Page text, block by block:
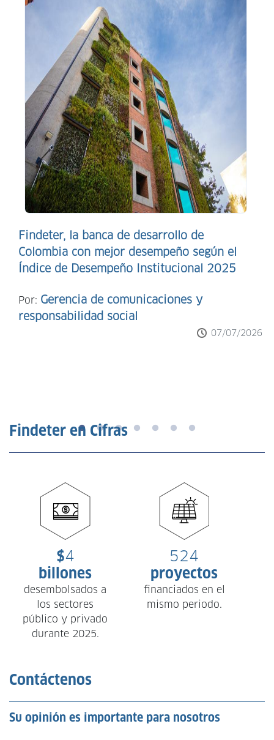
Findeter, la banca de desarrollo de
Colombia con mejor desempeño según el
Índice de Desempeño Institucional 2025
Por: Gerencia de comunicaciones y
responsabilidad social
07/07/2026
Findeter en Cifras
$4
billones
desembolsados a
los sectores
público y privado
durante 2025.
524
proyectos
financiados en el
mismo periodo.
Contáctenos
Su opinión es importante para nosotros